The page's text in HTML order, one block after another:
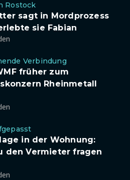
Rostock
sagt in Mordprozess
sie Fabian
Verbindung
früher zum
Rheinmetall
in der Wohnung:
den Vermieter fragen